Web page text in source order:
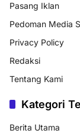
Pasang Iklan
Pedoman Media
Privacy Policy
Redaksi
Tentang Kami
Kategori
Berita Utama